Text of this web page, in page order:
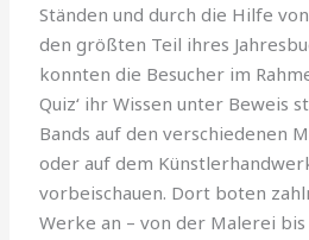
Ständen und durch die Hilfe
den größten Teil ihres
konnten die Besucher im
Quiz‘ ihr Wissen unter Beweis
Bands auf den verschiedenen
oder auf dem
vorbeischauen. Dort boten
Werke an – von der Malerei